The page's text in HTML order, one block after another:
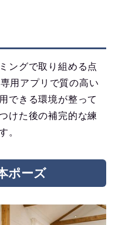
ングで取り組める点
用アプリで質の高い
できる環境が整って
けた後の補完的な練
。
ポーズ